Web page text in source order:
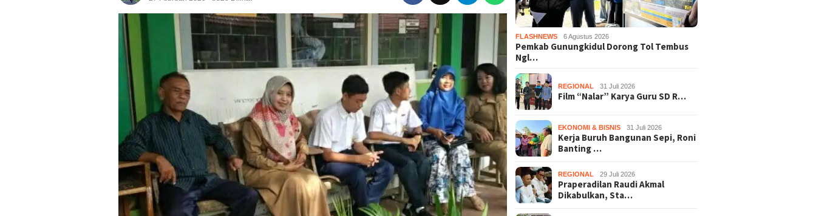
FLASHNEWS 6 Agustus 2026
Pemkab Gunungkidul Dorong Tol Tembus
Ngl…
REGIONAL 31 Juli 2026
Film “Nalar” Karya Guru SD R…
EKONOMI & BISNIS 31 Juli 2026
Kerja Buruh Bangunan Sepi, Roni
Banting …
REGIONAL 29 Juli 2026
Praperadilan Raudi Akmal
Dikabulkan, Sta…